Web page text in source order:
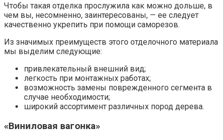
Чтобы такая отделка прослужила как можно дольше, в
чем вы, несомненно, заинтересованы, — ее следует
качественно укрепить при помощи саморезов.
Из значимых преимуществ этого отделочного материала
мы выделим следующие:
привлекательный внешний вид;
легкость при монтажных работах;
возможность замены поврежденного сегмента в
случае необходимости;
широкий ассортимент различных пород дерева.
«Виниловая вагонка»